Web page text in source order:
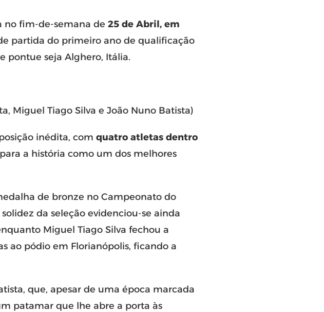
no fim-de-semana de 25 de Abril, em
partida do primeiro ano de qualificação
pontue seja Alghero, Itália.
Miguel Tiago Silva e João Nuno Batista)
inédita, com quatro atletas dentro
a história como um dos melhores
de bronze no Campeonato do
da seleção evidenciou-se ainda
Miguel Tiago Silva fechou a
ao pódio em Florianópolis, ficando a
, que, apesar de uma época marcada
patamar que lhe abre a porta às